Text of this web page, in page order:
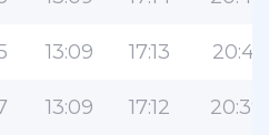
13:09 17:13 20:41
13:09 17:12 20:39